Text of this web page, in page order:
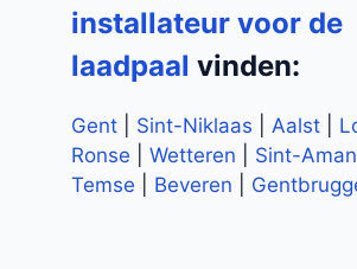
installateur voor de
laadpaal vinden:
Gent Sint-Niklaas Aalst
Ronse
Wetteren Sint-
Temse
Beveren